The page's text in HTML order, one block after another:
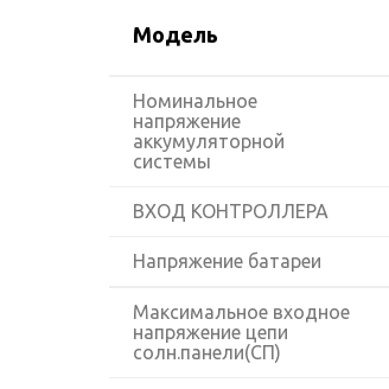
Mодель
Номинальное
напряжение
аккумуляторной
системы
ВХОД КОНТРОЛЛЕРА
Напряжение батареи
Максимальное входное
напряжение цепи
солн.панели(СП)